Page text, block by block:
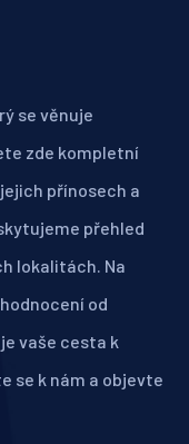
se věnuje
zde kompletní
přínosech a
přehled
lokalitách. Na
od
vaše cesta k
se k nám a objevte